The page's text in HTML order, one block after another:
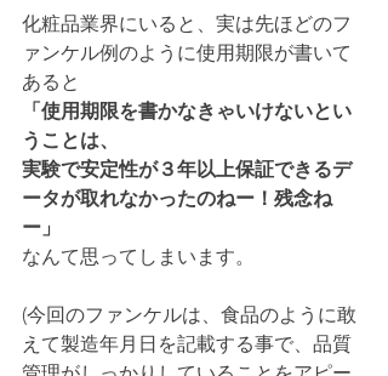
化粧品業界にいると、実は先ほどのフ
ァンケル例のように使用期限が書いて
あると
「使用期限を書かなきゃいけないとい
うことは、
実験で安定性が３年以上保証できるデ
ータが取れなかったのねー！残念ね
ー」
なんて思ってしまいます。
(今回のファンケルは、食品のように敢
えて製造年月日を記載する事で、品質